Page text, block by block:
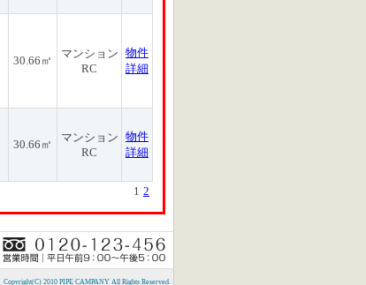
30.66㎡
マンション
RC
物件
詳細
30.66㎡
マンション
RC
物件
詳細
1 2
Copyright(C) 2010 PIPE CAMPANY All Rights Reserved.